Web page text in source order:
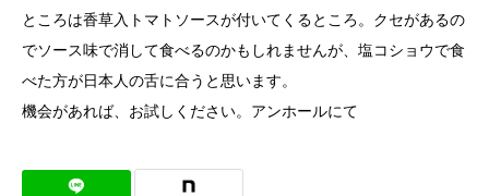
ところは香草入トマトソースが付いてくるところ。クセがあるの
でソース味で消して食べるのかもしれませんが、塩コショウで食
べた方が日本人の舌に合うと思います。
機会があれば、お試しください。アンホールにて